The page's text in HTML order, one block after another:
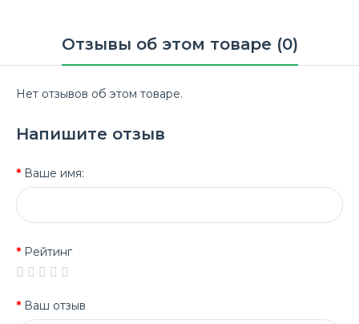
Отзывы об этом товаре (0)
Нет отзывов об этом товаре.
Напишите отзыв
Ваше имя:
Рейтинг
Ваш отзыв